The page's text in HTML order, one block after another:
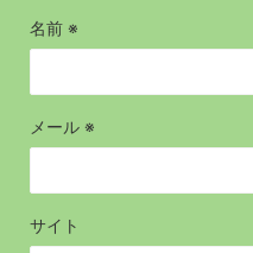
名前 ※
メール ※
サイト